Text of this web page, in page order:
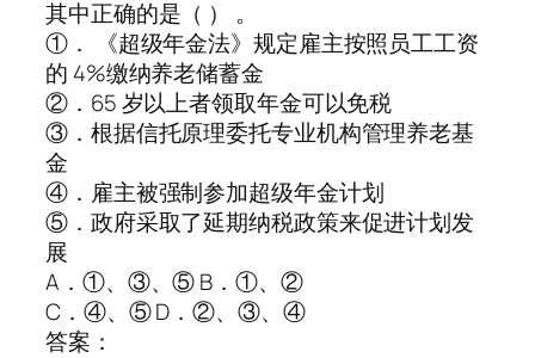
其中正确的是（ ） 。
①． 《超级年金法》规定雇主按照员工工资
的 4%缴纳养老储蓄金
②．65 岁以上者领取年金可以免税
③．根据信托原理委托专业机构管理养老基
金
④．雇主被强制参加超级年金计划
⑤．政府采取了延期纳税政策来促进计划发
展
A．①、③、⑤ B．①、②
C．④、⑤ D．②、③、④
答案：